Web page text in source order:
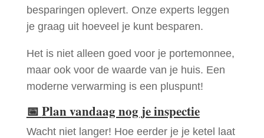
besparingen oplevert. Onze experts leggen
je graag uit hoeveel je kunt besparen.
Het is niet alleen goed voor je portemonnee,
maar ook voor de waarde van je huis. Een
moderne verwarming is een pluspunt!
📅 Plan vandaag nog je inspectie
Wacht niet langer! Hoe eerder je je ketel laat